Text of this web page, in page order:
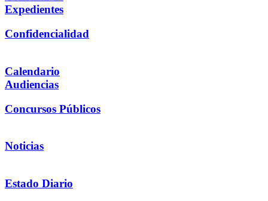
Expedientes
Confidencialidad
Calendario
Audiencias
Concursos Públicos
Noticias
Estado Diario